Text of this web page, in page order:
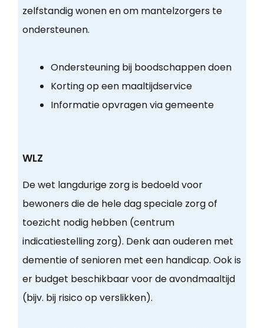
zelfstandig wonen en om mantelzorgers te
ondersteunen.
Ondersteuning bij boodschappen doen
Korting op een maaltijdservice
Informatie opvragen via gemeente
WLZ
De wet langdurige zorg is bedoeld voor
bewoners die de hele dag speciale zorg of
toezicht nodig hebben (centrum
indicatiestelling zorg). Denk aan ouderen met
dementie of senioren met een handicap. Ook is
er budget beschikbaar voor de avondmaaltijd
(bijv. bij risico op verslikken).